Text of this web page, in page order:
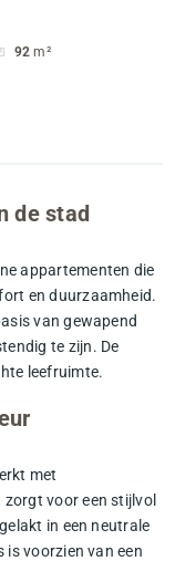
92 m²
de stad
appartementen die
en duurzaamheid.
van gewapend
te zijn. De
leefruimte.
met
voor een stijlvol
in een neutrale
is voorzien van een